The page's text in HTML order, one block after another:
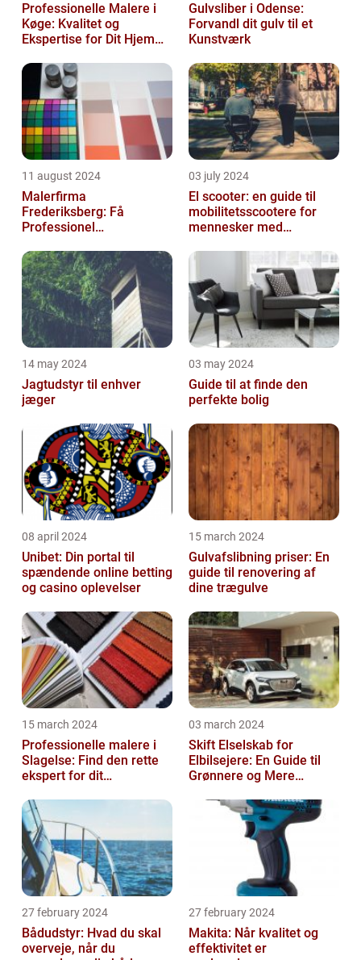
Professionelle Malere i
Køge: Kvalitet og
Ekspertise for Dit Hjem
Gulvsliber i Odense:
Forvandl dit gulv til et
Kunstværk
11 august 2024
Malerfirma
Frederiksberg: Få
Professionel
eller virksomhed
03 july 2024
El scooter: en guide til
mobilitetsscootere for
mennesker med
14 may 2024
Jagtudstyr til enhver
jæger
03 may 2024
Guide til at finde den
perfekte bolig
08 april 2024
Unibet: Din portal til
spændende online betting
og casino oplevelser
15 march 2024
Gulvafslibning priser: En
guide til renovering af
dine trægulve
15 march 2024
Professionelle malere i
Slagelse: Find den rette
ekspert for dit
03 march 2024
Skift Elselskab for
Elbilsejere: En Guide til
Grønnere og Mere
27 february 2024
Bådudstyr: Hvad du skal
overveje, når du
27 february 2024
Makita: Når kvalitet og
effektivitet er